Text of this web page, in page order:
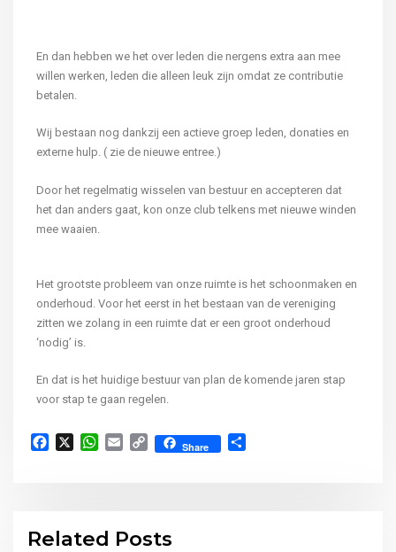
En dan hebben we het over leden die nergens extra aan mee
willen werken, leden die alleen leuk zijn omdat ze contributie
betalen.
Wij bestaan nog dankzij een actieve groep leden, donaties en
externe hulp. ( zie de nieuwe entree.)
Door het regelmatig wisselen van bestuur en accepteren dat
het dan anders gaat, kon onze club telkens met nieuwe winden
mee waaien.
Het grootste probleem van onze ruimte is het schoonmaken en
onderhoud. Voor het eerst in het bestaan van de vereniging
zitten we zolang in een ruimte dat er een groot onderhoud
‘nodig’ is.
En dat is het huidige bestuur van plan de komende jaren stap
voor stap te gaan regelen.
Facebook
X WhatsApp
EmailCopy
Link
Share
Related Posts